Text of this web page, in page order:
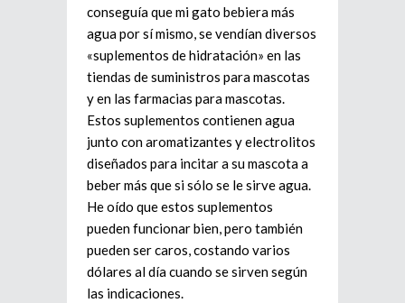
conseguía que mi gato bebiera más
agua por sí mismo, se vendían diversos
«suplementos de hidratación» en las
tiendas de suministros para mascotas
y en las farmacias para mascotas.
Estos suplementos contienen agua
junto con aromatizantes y electrolitos
diseñados para incitar a su mascota a
beber más que si sólo se le sirve agua.
He oído que estos suplementos
pueden funcionar bien, pero también
pueden ser caros, costando varios
dólares al día cuando se sirven según
las indicaciones.